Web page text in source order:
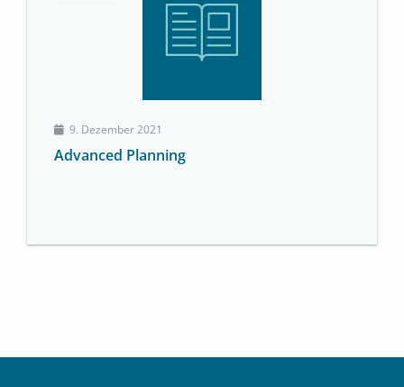
9. Dezember 2021
Advanced Planning